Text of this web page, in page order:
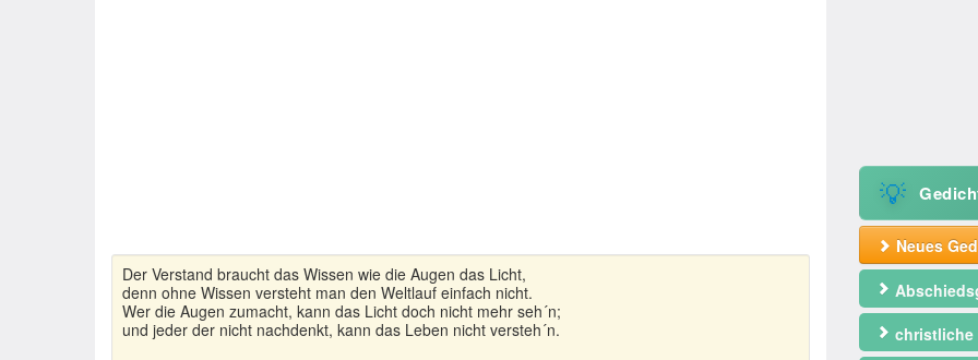
Der Verstand braucht das Wissen wie die Augen das Licht,
denn ohne Wissen versteht man den Weltlauf einfach nicht.
Wer die Augen zumacht, kann das Licht doch nicht mehr seh´n;
und jeder der nicht nachdenkt, kann das Leben nicht versteh´n.
💡
Neues
christliche